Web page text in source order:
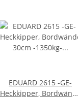
EDUARD 2615 -GE-
Heckkipper, Bordwände